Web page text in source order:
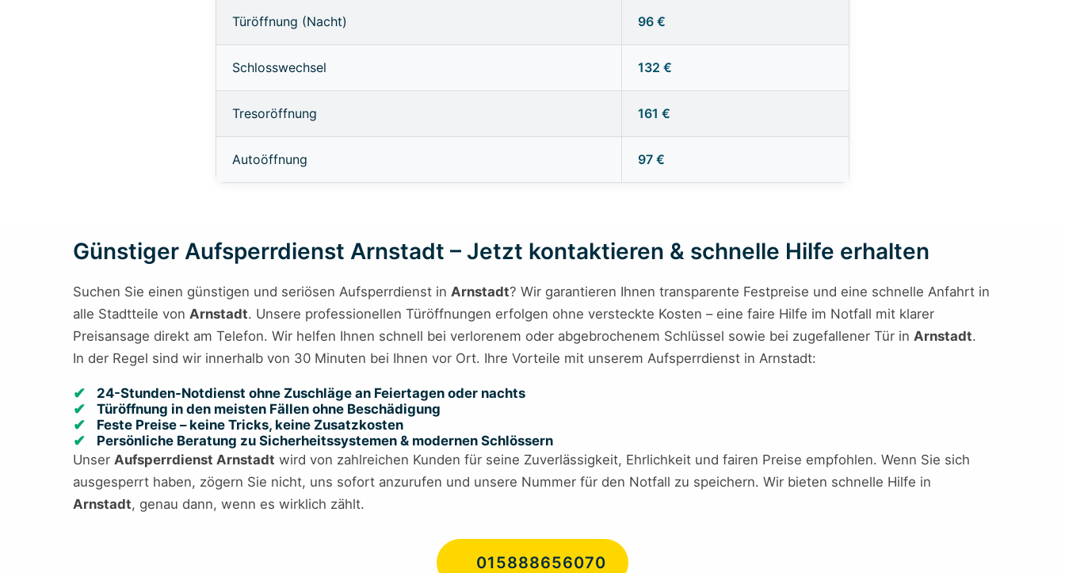
Türöffnung (Nacht) 96 €
Schlosswechsel 132 €
Tresoröffnung 161 €
Autoöffnung 97 €
Günstiger Aufsperrdienst Arnstadt – Jetzt kontaktieren & schnelle Hilfe erhalten
Suchen Sie einen günstigen und seriösen Aufsperrdienst in Arnstadt? Wir garantieren Ihnen transparente Festpreise und eine schnelle Anfahrt in
alle Stadtteile von Arnstadt. Unsere professionellen Türöffnungen erfolgen ohne versteckte Kosten – eine faire Hilfe im Notfall mit klarer
Preisansage direkt am Telefon. Wir helfen Ihnen schnell bei verlorenem oder abgebrochenem Schlüssel sowie bei zugefallener Tür in Arnstadt.
In der Regel sind wir innerhalb von 30 Minuten bei Ihnen vor Ort. Ihre Vorteile mit unserem Aufsperrdienst in Arnstadt:
24-Stunden-Notdienst ohne Zuschläge an Feiertagen oder nachts
Türöffnung in den meisten Fällen ohne Beschädigung
Feste Preise – keine Tricks, keine Zusatzkosten
Persönliche Beratung zu Sicherheitssystemen & modernen Schlössern
Unser Aufsperrdienst Arnstadt wird von zahlreichen Kunden für seine Zuverlässigkeit, Ehrlichkeit und fairen Preise empfohlen. Wenn Sie sich
ausgesperrt haben, zögern Sie nicht, uns sofort anzurufen und unsere Nummer für den Notfall zu speichern. Wir bieten schnelle Hilfe in
Arnstadt, genau dann, wenn es wirklich zählt.
015888656070